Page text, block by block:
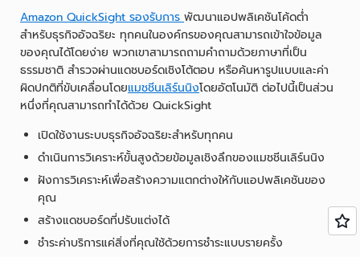
Amazon QuickSight รองรับการ พัฒนาแอปพลิเคชันโค้ดต่ำ
สำหรับธุรกิจอัจฉริยะ ทุกคนในองค์กรของคุณสามารถเข้าใจข้อมูล
ของคุณได้โดยง่าย พวกเขาสามารถถามคำถามด้วยภาษาที่เป็น
ธรรมชาติ สำรวจผ่านแดชบอร์ดเชิงโต้ตอบ หรือค้นหารูปแบบและค่า
ผิดปกติที่ขับเคลื่อนโดยแมชชีนเลิร์นนิงโดยอัตโนมัติ ต่อไปนี้เป็นส่วน
หนึ่งที่คุณสามารถทำได้ด้วย QuickSight
เปิดใช้งานระบบธุรกิจอัจฉริยะสำหรับทุกคน
ดำเนินการวิเคราะห์ขั้นสูงด้วยข้อมูลเชิงลึกของแมชชีนเลิร์นนิง
ฝังการวิเคราะห์เพื่อสร้างความแตกต่างให้กับแอปพลิเคชันของ
คุณ
สร้างแดชบอร์ดที่ปรับแต่งได้
ชำระค่าบริการแค่สิ่งที่คุณใช้ด้วยการชำระแบบรายครั้ง